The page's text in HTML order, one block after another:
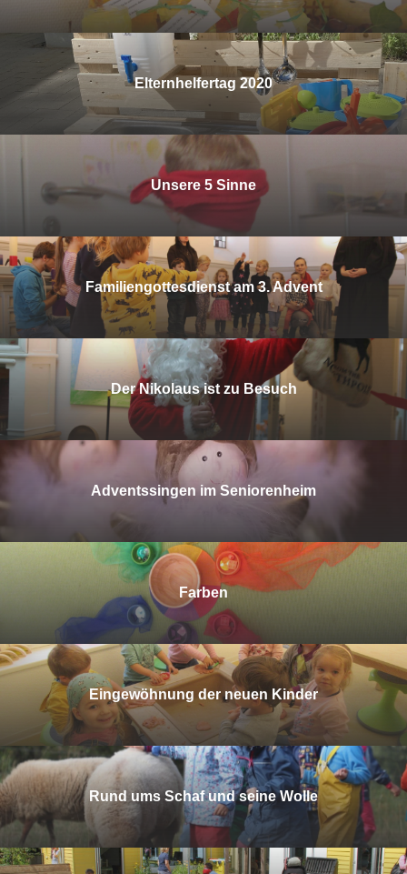
Elternhelfertag 2020
Unsere 5 Sinne
Familiengottesdienst am 3. Advent
Der Nikolaus ist zu Besuch
Adventssingen im Seniorenheim
Farben
Eingewöhnung der neuen Kinder
Rund ums Schaf und seine Wolle